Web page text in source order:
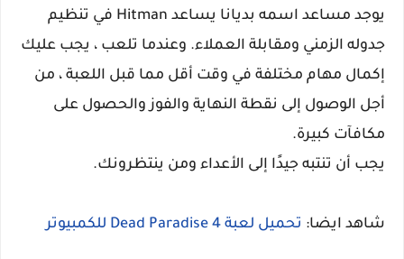
يوجد مساعد اسمه بديانا يساعد Hitman في تنظيم
جدوله الزمني ومقابلة العملاء. وعندما تلعب ، يجب عليك
إكمال مهام مختلفة في وقت أقل مما قبل اللعبة ، من
أجل الوصول إلى نقطة النهاية والفوز والحصول على
مكافآت كبيرة.
يجب أن تنتبه جيدًا إلى الأعداء ومن ينتظرونك.
شاهد ايضا: تحميل لعبة Dead Paradise 4 للكمبيوتر